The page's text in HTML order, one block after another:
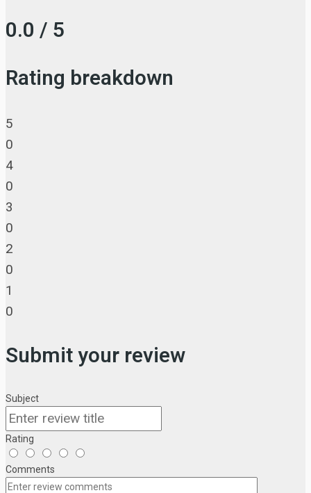
0.0 / 5
Rating breakdown
5
0
4
0
3
0
2
0
1
0
Submit your review
Subject
Rating
Comments